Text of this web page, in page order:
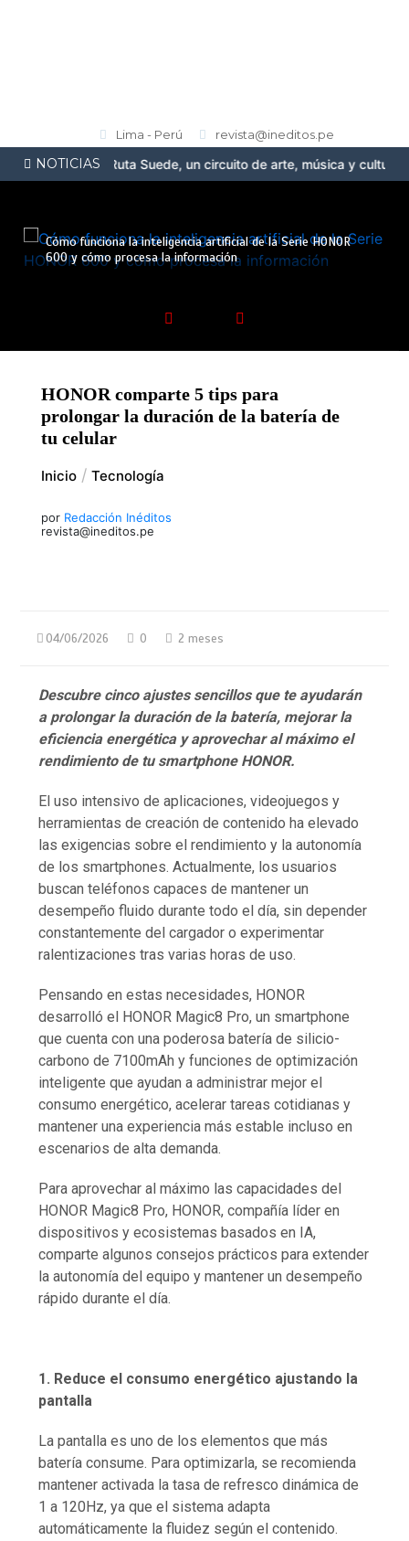
Lima - Perú revista@ineditos.pe
NOTICIAS
la Ruta Suede, un circuito de arte, música y cultura urbana
Cómo funciona la inteligencia artificial de la Serie HONOR
600 y cómo procesa la información
HONOR comparte 5 tips para
prolongar la duración de la batería de
tu celular
Inicio Tecnología
por Redacción Inéditos
revista@ineditos.pe
04/06/2026 0 2 meses
Descubre cinco ajustes sencillos que te ayudarán
a prolongar la duración de la batería, mejorar la
eficiencia energética y aprovechar al máximo el
rendimiento de tu smartphone HONOR.
El uso intensivo de aplicaciones, videojuegos y
herramientas de creación de contenido ha elevado
las exigencias sobre el rendimiento y la autonomía
de los smartphones. Actualmente, los usuarios
buscan teléfonos capaces de mantener un
desempeño fluido durante todo el día, sin depender
constantemente del cargador o experimentar
ralentizaciones tras varias horas de uso.
Pensando en estas necesidades, HONOR
desarrolló el HONOR Magic8 Pro, un smartphone
que cuenta con una poderosa batería de silicio-
carbono de 7100mAh y funciones de optimización
inteligente que ayudan a administrar mejor el
consumo energético, acelerar tareas cotidianas y
mantener una experiencia más estable incluso en
escenarios de alta demanda.
Para aprovechar al máximo las capacidades del
HONOR Magic8 Pro, HONOR, compañía líder en
dispositivos y ecosistemas basados en IA,
comparte algunos consejos prácticos para extender
la autonomía del equipo y mantener un desempeño
rápido durante el día.
1. Reduce el consumo energético ajustando la
pantalla
La pantalla es uno de los elementos que más
batería consume. Para optimizarla, se recomienda
mantener activada la tasa de refresco dinámica de
1 a 120Hz, ya que el sistema adapta
automáticamente la fluidez según el contenido.